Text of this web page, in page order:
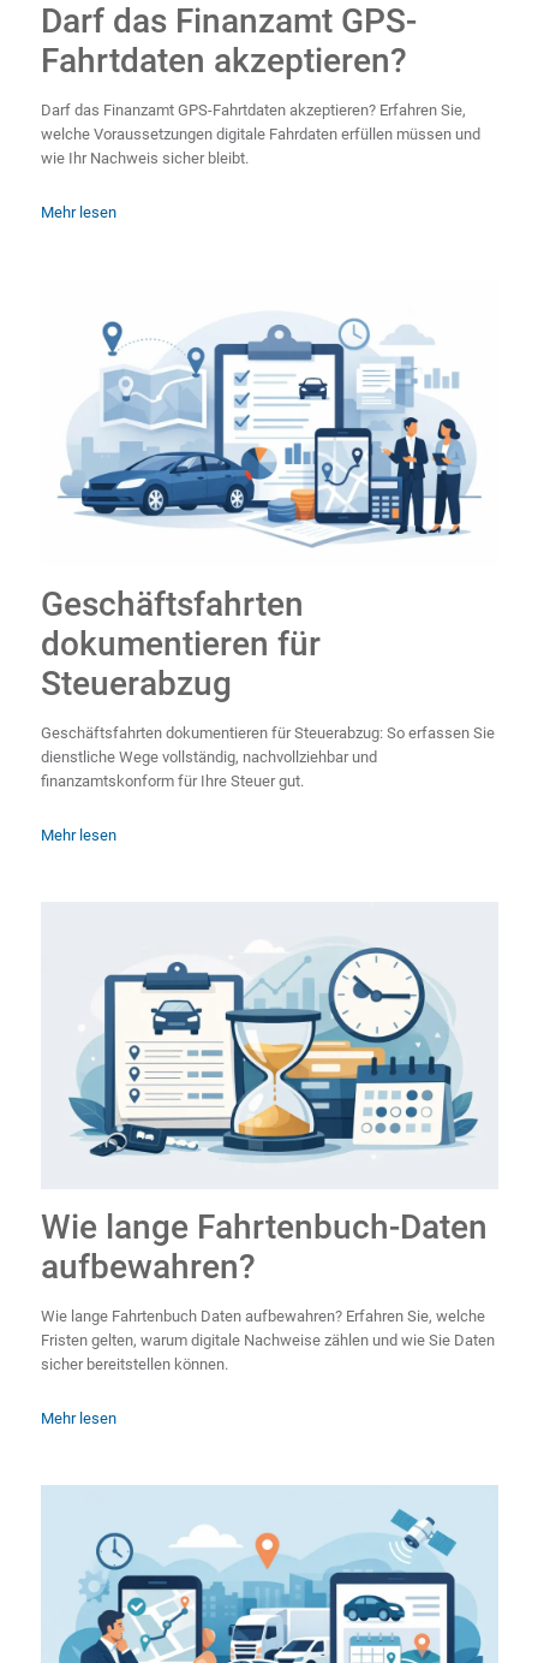
Darf das Finanzamt GPS-
Fahrtdaten akzeptieren?
Darf das Finanzamt GPS-Fahrtdaten akzeptieren? Erfahren Sie,
welche Voraussetzungen digitale Fahrdaten erfüllen müssen und
wie Ihr Nachweis sicher bleibt.
Mehr lesen
Geschäftsfahrten
dokumentieren für
Steuerabzug
Geschäftsfahrten dokumentieren für Steuerabzug: So erfassen Sie
dienstliche Wege vollständig, nachvollziehbar und
finanzamtskonform für Ihre Steuer gut.
Mehr lesen
Wie lange Fahrtenbuch-Daten
aufbewahren?
Wie lange Fahrtenbuch Daten aufbewahren? Erfahren Sie, welche
Fristen gelten, warum digitale Nachweise zählen und wie Sie Daten
sicher bereitstellen können.
Mehr lesen